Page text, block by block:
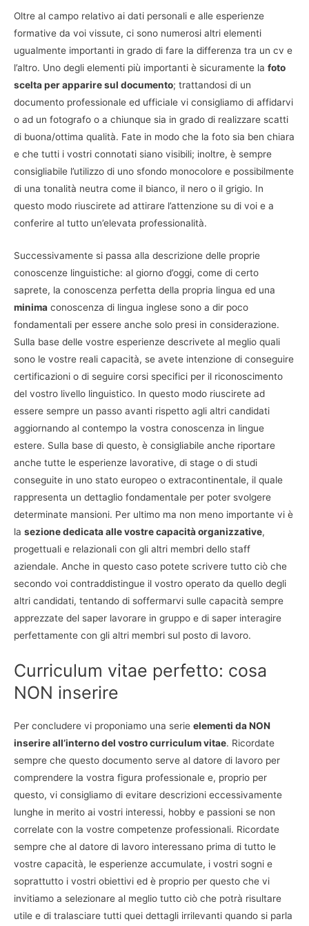
Oltre al campo relativo ai dati personali e alle esperienze
formative da voi vissute, ci sono numerosi altri elementi
ugualmente importanti in grado di fare la differenza tra un cv e
l’altro. Uno degli elementi più importanti è sicuramente la foto
scelta per apparire sul documento; trattandosi di un
documento professionale ed ufficiale vi consigliamo di affidarvi
o ad un fotografo o a chiunque sia in grado di realizzare scatti
di buona/ottima qualità. Fate in modo che la foto sia ben chiara
e che tutti i vostri connotati siano visibili; inoltre, è sempre
consigliabile l’utilizzo di uno sfondo monocolore e possibilmente
di una tonalità neutra come il bianco, il nero o il grigio. In
questo modo riuscirete ad attirare l’attenzione su di voi e a
conferire al tutto un’elevata professionalità.
Successivamente si passa alla descrizione delle proprie
conoscenze linguistiche: al giorno d’oggi, come di certo
saprete, la conoscenza perfetta della propria lingua ed una
minima conoscenza di lingua inglese sono a dir poco
fondamentali per essere anche solo presi in considerazione.
Sulla base delle vostre esperienze descrivete al meglio quali
sono le vostre reali capacità, se avete intenzione di conseguire
certificazioni o di seguire corsi specifici per il riconoscimento
del vostro livello linguistico. In questo modo riuscirete ad
essere sempre un passo avanti rispetto agli altri candidati
aggiornando al contempo la vostra conoscenza in lingue
estere. Sulla base di questo, è consigliabile anche riportare
anche tutte le esperienze lavorative, di stage o di studi
conseguite in uno stato europeo o extracontinentale, il quale
rappresenta un dettaglio fondamentale per poter svolgere
determinate mansioni. Per ultimo ma non meno importante vi è
la sezione dedicata alle vostre capacità organizzative,
progettuali e relazionali con gli altri membri dello staff
aziendale. Anche in questo caso potete scrivere tutto ciò che
secondo voi contraddistingue il vostro operato da quello degli
altri candidati, tentando di soffermarvi sulle capacità sempre
apprezzate del saper lavorare in gruppo e di saper interagire
perfettamente con gli altri membri sul posto di lavoro.
Curriculum vitae perfetto: cosa
NON inserire
Per concludere vi proponiamo una serie elementi da NON
inserire all’interno del vostro curriculum vitae. Ricordate
sempre che questo documento serve al datore di lavoro per
comprendere la vostra figura professionale e, proprio per
questo, vi consigliamo di evitare descrizioni eccessivamente
lunghe in merito ai vostri interessi, hobby e passioni se non
correlate con la vostre competenze professionali. Ricordate
sempre che al datore di lavoro interessano prima di tutto le
vostre capacità, le esperienze accumulate, i vostri sogni e
soprattutto i vostri obiettivi ed è proprio per questo che vi
invitiamo a selezionare al meglio tutto ciò che potrà risultare
utile e di tralasciare tutti quei dettagli irrilevanti quando si parla